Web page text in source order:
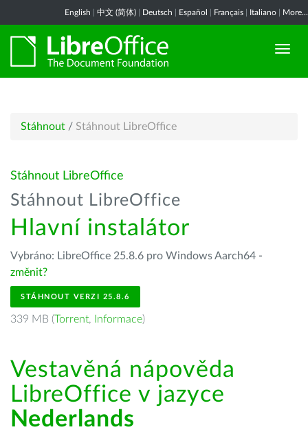
English 中文 (简体) Deutsch Español Français Italiano More...
Stáhnout / Stáhnout LibreOffice
Stáhnout LibreOffice
Stáhnout LibreOffice
Hlavní instalátor
Vybráno: LibreOffice 25.8.6 pro Windows Aarch64 -
změnit?
STÁHNOUT VERZI 25.8.6
339 MB (Torrent, Informace)
Vestavěná nápověda
LibreOffice v jazyce
Nederlands